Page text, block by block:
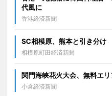
代風に
香港経済新聞
SC相模原、熊本と引き分
相模原町田経済新聞
関門海峡花火大会、無料エ
小倉経済新聞